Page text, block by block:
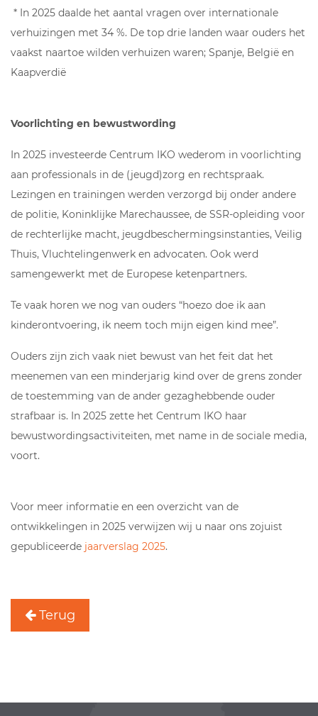
* In 2025 daalde het aantal vragen over internationale
verhuizingen met 34 %. De top drie landen waar ouders het
vaakst naartoe wilden verhuizen waren; Spanje, België en
Kaapverdië
Voorlichting en bewustwording
In 2025 investeerde Centrum IKO wederom in voorlichting
aan professionals in de (jeugd)zorg en rechtspraak.
Lezingen en trainingen werden verzorgd bij onder andere
de politie, Koninklijke Marechaussee, de SSR-opleiding voor
de rechterlijke macht, jeugdbeschermingsinstanties, Veilig
Thuis, Vluchtelingenwerk en advocaten. Ook werd
samengewerkt met de Europese ketenpartners.
Te vaak horen we nog van ouders “hoezo doe ik aan
kinderontvoering, ik neem toch mijn eigen kind mee”.
Ouders zijn zich vaak niet bewust van het feit dat het
meenemen van een minderjarig kind over de grens zonder
de toestemming van de ander gezaghebbende ouder
strafbaar is. In 2025 zette het Centrum IKO haar
bewustwordingsactiviteiten, met name in de sociale media,
voort.
Voor meer informatie en een overzicht van de
ontwikkelingen in 2025 verwijzen wij u naar ons zojuist
gepubliceerde jaarverslag 2025.
Terug